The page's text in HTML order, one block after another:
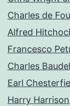
Charles de
Alfred
Francesco
Charles
Earl
Harry